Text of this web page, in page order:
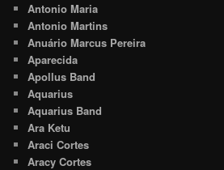
Antonio Maria
Antonio Martins
Anuário Marcus Pereira
Aparecida
Apollus Band
Aquarius
Aquarius Band
Ara Ketu
Araci Cortes
Aracy Cortes